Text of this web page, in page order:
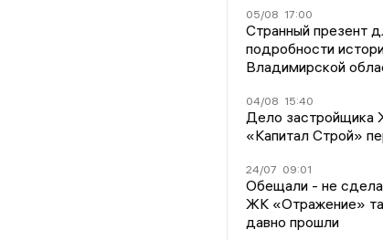
05/08 17:00
Странный презент
подробности
Владимирской
04/08 15:40
Дело
«Капитал Строй»
24/07 09:01
Обещали - не
ЖК «Отражение»
давно прошли